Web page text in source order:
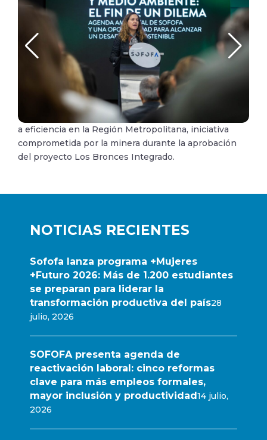
NOTICIAS RECIENTES
Sofofa lanza programa +Mujeres
+Futuro 2026: Más de 1.200 estudiantes
se preparan para liderar la
transformación productiva del país28
julio, 2026
SOFOFA presenta agenda de
reactivación laboral: cinco reformas
clave para más empleos formales,
mayor inclusión y productividad 14 julio,
2026
a eficiencia en la Región Metropolitana, iniciativa
comprometida por la minera durante la aprobación
del proyecto Los Bronces Integrado.